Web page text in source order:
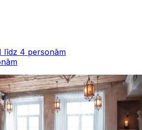
līdz 4 personām